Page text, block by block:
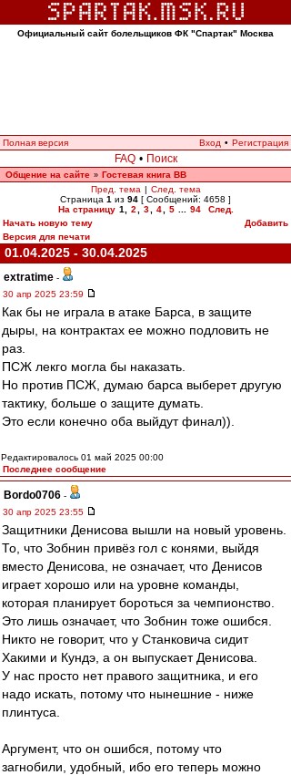
Официальный сайт болельщиков ФК "Спартак" Москва
Полная версия Вход • Регистрация
FAQ • Поиск
Общение на сайте » Гостевая книга ВВ
Пред. тема | След. тема
Страница 1 из 94 [ Сообщений: 4658 ]
На страницу 1 2 3 4 5 94
След.
Начать новую тему
Добавить
Версия для печати
01.04.2025 - 30.04.2025
extratime -
30 апр 2025 23:59
Как бы не играла в атаке Барса, в защите
дыры, на контрактах ее можно подловить не
раз.
ПСЖ лекго могла бы наказать.
Но против ПСЖ, думаю барса выберет другую
тактику, больше о защите думать.
Это если конечно оба выйдут финал)).
Редактировалось 01 май 2025 00:00
Последнее сообщение
Bordo0706 -
30 апр 2025 23:55
Защитники Денисова вышли на новый уровень.
То, что Зобнин привёз гол с конями, выйдя
вместо Денисова, не означает, что Денисов
играет хорошо или на уровне команды,
которая планирует бороться за чемпионство.
Это лишь означает, что Зобнин тоже ошибся.
Никто не говорит, что у Станковича сидит
Хакими и Кундэ, а он выпускает Денисова.
У нас просто нет правого защитника, и его
надо искать, потому что нынешние - ниже
плинтуса.
Аргумент, что он ошибся, потому что
загнобили, удобный, ибо его теперь можно